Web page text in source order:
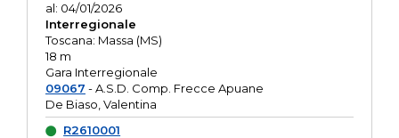
al: 04/01/2026
Interregionale
Toscana: Massa (MS)
18 m
Gara Interregionale
09067 - A.S.D. Comp. Frecce Apuane
De Biaso, Valentina
R2610001